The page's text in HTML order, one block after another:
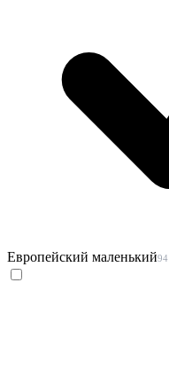
Европейский маленький94